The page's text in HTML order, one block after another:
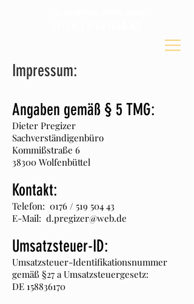
Impressum:
Angaben gemäß § 5 TMG:
Dieter Pregizer
Sachverständigenbüro
Kommißstraße 6
38300 Wolfenbüttel
Kontakt:
Telefon: 0176 / 519 504 43
E-Mail: d.pregizer@web.de
Umsatzsteuer-ID:
Umsatzsteuer-Identifikationsnummer
gemäß §27 a Umsatzsteuergesetz:
DE 158836170